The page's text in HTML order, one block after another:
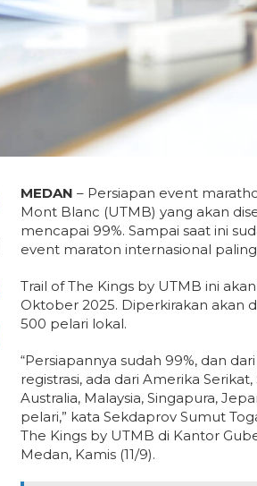
MEDAN – Persiapan event
Mont Blanc (UTMB) yang akan
mencapai 99%. Sampai saat ini
event maraton internasional
Trail of The Kings by UTMB ini
Oktober 2025. Diperkirakan akan
500 pelari lokal.
“Persiapannya sudah 99%, dan
registrasi, ada dari Amerika
Australia, Malaysia, Singapura,
pelari,” kata Sekdaprov Sumut
The Kings by UTMB di Kantor
Medan, Kamis (11/9).